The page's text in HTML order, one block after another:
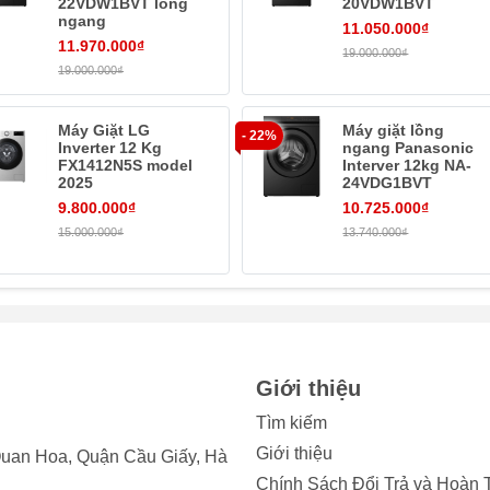
từng sợi vải
sâu vào từng sợi vải giúp đánh bay vết bẩn cứng đầu, xả
ngang
11.970.000₫
19.000.000₫
11.050.000₫
19.000.000₫
Máy Giặt LG
Inverter 12 Kg
FX1412N5S model
2025
9.800.000₫
15.000.000₫
- 22%
Máy giặt lồng
ngang Panasonic
Interver 12kg NA-
24VDG1BVT
10.725.000₫
13.740.000₫
Hoa, Quận Cầu Giấy, Hà
Giới thiệu
Tìm kiếm
Giới thiệu
Chính Sách Đổi Trả và Hoàn